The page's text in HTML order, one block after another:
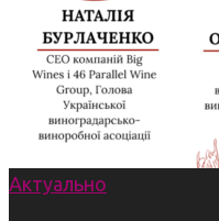
Актуально